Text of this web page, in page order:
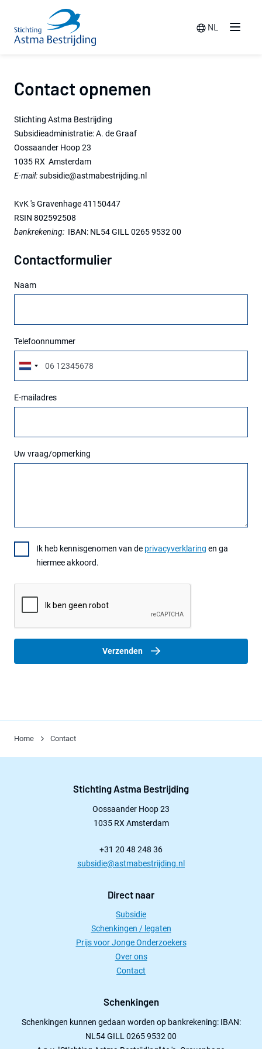
Menu
NL
Contact opnemen
Stichting Astma Bestrijding
Subsidieadministratie: A. de Graaf
Oossaander Hoop 23
1035 RX Amsterdam
E-mail:subsidie@astmabestrijding.nl
KvK 's Gravenhage 41150447
RSIN 802592508
bankrekening: IBAN: NL54 GILL 0265 9532 00
Contactformulier
Naam
Telefoonnummer
E-mailadres
Uw vraag/opmerking
Ik heb kennisgenomen van de privacyverklaring en ga
hiermee akkoord.
Verzenden
Home Contact
Stichting Astma Bestrijding
Oossaander Hoop 23
1035 RX Amsterdam
+31 20 48 248 36
subsidie@astmabestrijding.nl
Direct naar
Subsidie
Schenkingen / legaten
Prijs voor Jonge Onderzoekers
Over ons
Contact
Schenkingen
Schenkingen kunnen gedaan worden op bankrekening: IBAN:
NL54 GILL 0265 9532 00